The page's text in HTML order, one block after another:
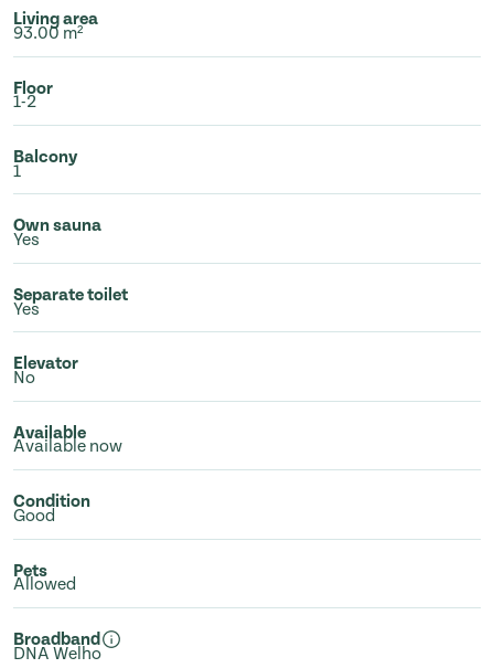
Living area
93.00 m²
Floor
1-2
Balcony
1
Own sauna
Yes
Separate toilet
Yes
Elevator
No
Available
Available now
Condition
Good
Pets
Allowed
Broadband
DNA Welho